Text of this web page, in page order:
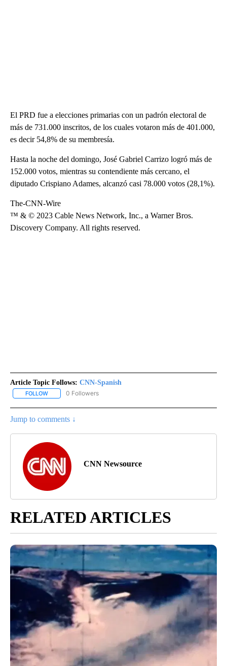
El PRD fue a elecciones primarias con un padrón electoral de
más de 731.000 inscritos, de los cuales votaron más de 401.000,
es decir 54,8% de su membresía.
Hasta la noche del domingo, José Gabriel Carrizo logró más de
152.000 votos, mientras su contendiente más cercano, el
diputado Crispiano Adames, alcanzó casi 78.000 votos (28,1%).
The-CNN-Wire
™ & © 2023 Cable News Network, Inc., a Warner Bros.
Discovery Company. All rights reserved.
Article Topic Follows: CNN-Spanish
FOLLOW FOLLOW "CNN-SPANISH" TO RECEIVE NOTIFICATIONS ABOUT
0 Followers
Jump to comments ↓
CNN Newsource
RELATED ARTICLES